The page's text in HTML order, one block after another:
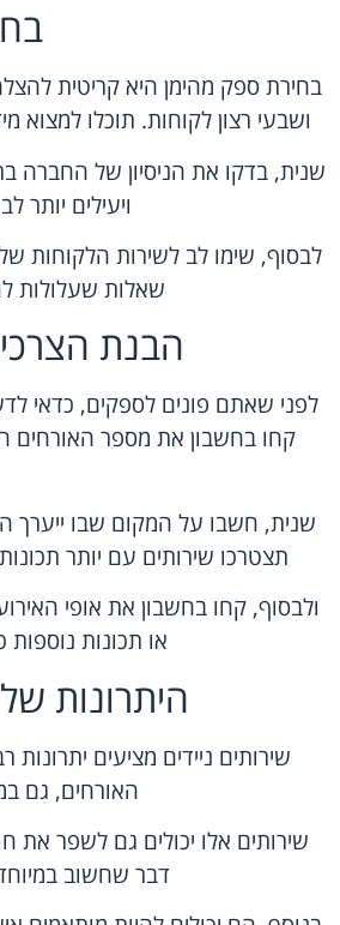
בחירת ספק מהימן היא קריטית
ושבעי רצון לקוחות. תוכלו
שנית, בדקו את הניסיון של החברה
ויעילים יותר
לבסוף, שימו לב לשירות הלקוחות
שאלות שעלולות
הבנת
לפני שאתם פונים לספקים, כדאי
קחו בחשבון את מספר האורחים
שנית, חשבו על המקום שבו ייערך
תצטרכו שירותים עם יותר
ולבסוף, קחו בחשבון את אופי
או תכונות
היתרונות
שירותים ניידים מציעים יתרונות
האורחים, גם
שירותים אלו יכולים גם לשפר את
דבר שחשוב